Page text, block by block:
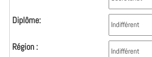
Diplôme:
Région :